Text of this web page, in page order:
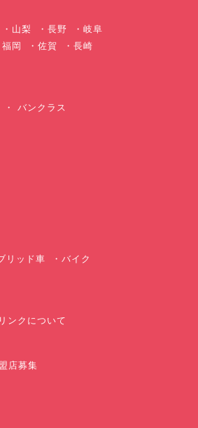
山梨 長野
岐阜
福岡 佐賀
長崎
バンクラス
リッド車
バイク
リンクについて
店募集